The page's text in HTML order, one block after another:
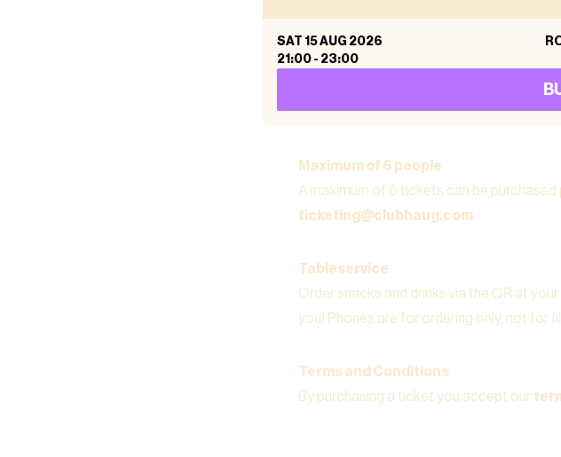
SAT 15 AUG 2026
21:00 - 23:00
Maximum of 6 people
A maximum of 6 tickets can be
ticketing@clubhaug.com
Tableservice
Order snacks and drinks via the QR at
you! Phones are for ordering only, not for
Terms and Conditions
By purchasing a ticket you accept our